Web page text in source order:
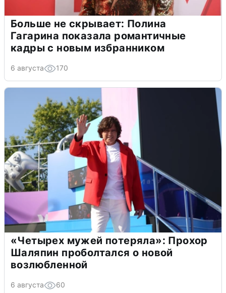
Больше не скрывает: Полина
Гагарина показала романтичные
кадры с новым избранником
6 августа 170
«Четырех мужей потеряла»: Прохор
Шаляпин проболтался о новой
возлюбленной
6 августа 60